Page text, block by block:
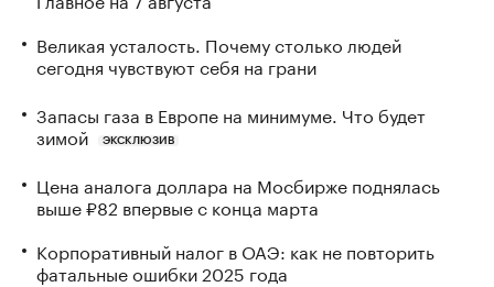
Великая усталость. Почему столько людей
сегодня чувствуют себя на грани
Запасы газа в Европе на минимуме. Что будет
зимой
ЭКСКЛЮЗИВ
Цена аналога доллара на Мосбирже поднялась
выше ₽82 впервые с конца марта
Корпоративный налог в ОАЭ: как не повторить
фатальные ошибки 2025 года